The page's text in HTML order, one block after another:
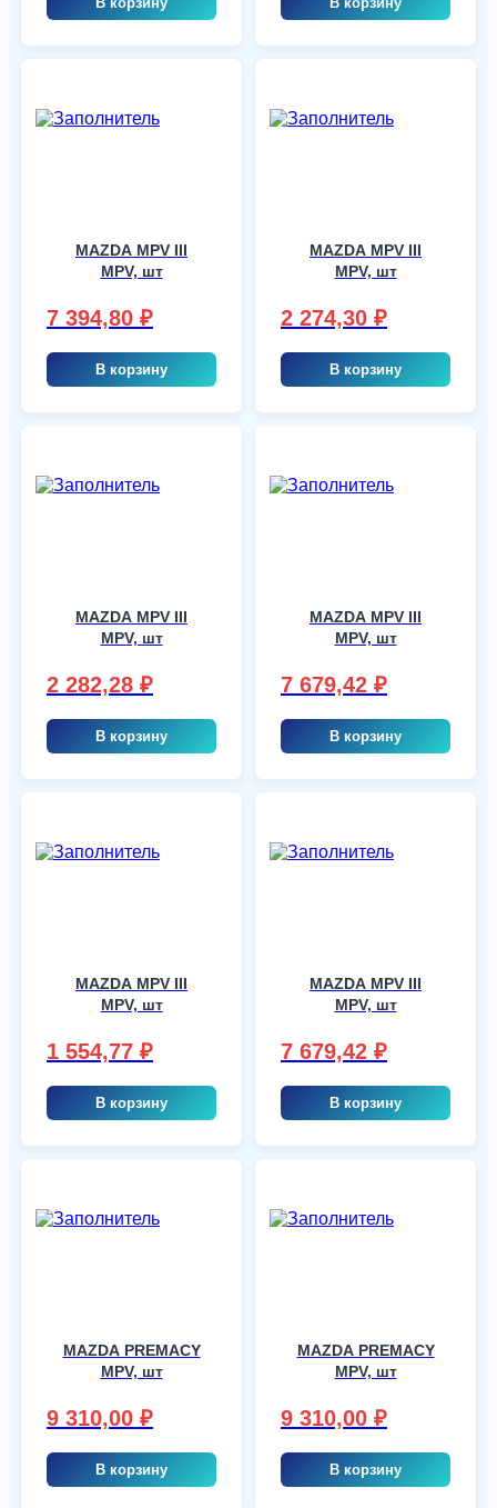
MAZDA MPV III
MPV, шт
7 394,80 ₽
В корзину
MAZDA MPV III
MPV, шт
2 274,30 ₽
В корзину
MAZDA MPV III
MPV, шт
2 282,28 ₽
В корзину
MAZDA MPV III
MPV, шт
7 679,42 ₽
В корзину
MAZDA MPV III
MPV, шт
1 554,77 ₽
В корзину
MAZDA MPV III
MPV, шт
7 679,42 ₽
В корзину
MAZDA PREMACY
MPV, шт
9 310,00 ₽
В корзину
MAZDA PREMACY
MPV, шт
9 310,00 ₽
В корзину